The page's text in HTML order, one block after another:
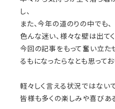
し、
また、今年の道のりの中でも、
色んな迷い、様々な壁は出てく
今回の記事をもって奮い立た
るもになったらなとも思ってお
軽々しく言える状況ではないで
皆様も多くの楽しみや喜びあ